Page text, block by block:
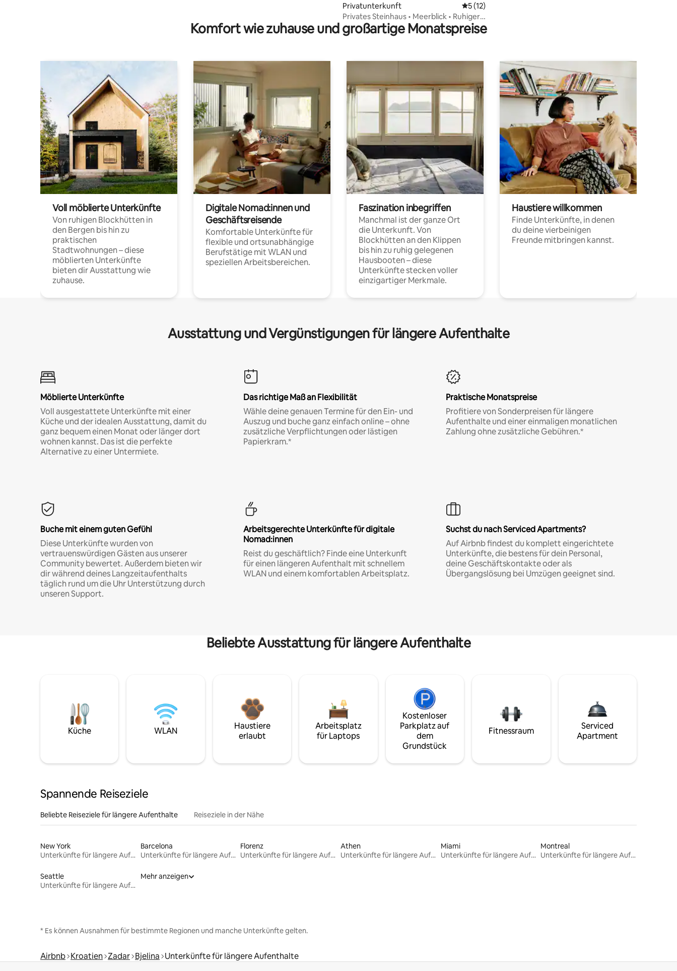
Privatunterkunft Durchschnittliche Bewertung: 5 von 5, 12 Bewertungen
5 (12)
Privates Steinhaus • Meerblick • Ruhiger
Aufenthalt
Komfort wie zuhause und großartige Monatspreise
Voll möblierte Unterkünfte
Von ruhigen Blockhütten in
den Bergen bis hin zu
praktischen
Stadtwohnungen – diese
möblierten Unterkünfte
bieten dir Ausstattung wie
zuhause.
Digitale Nomad:innen und
Geschäftsreisende
Komfortable Unterkünfte für
flexible und ortsunabhängige
Berufstätige mit WLAN und
speziellen Arbeitsbereichen.
Faszination inbegriffen
Manchmal ist der ganze Ort
die Unterkunft. Von
Blockhütten an den Klippen
bis hin zu ruhig gelegenen
Hausbooten – diese
Unterkünfte stecken voller
einzigartiger Merkmale.
Haustiere willkommen
Finde Unterkünfte, in denen
du deine vierbeinigen
Freunde mitbringen kannst.
Ausstattung und Vergünstigungen für längere Aufenthalte
Möblierte Unterkünfte
Voll ausgestattete Unterkünfte mit einer
Küche und der idealen Ausstattung, damit du
ganz bequem einen Monat oder länger dort
wohnen kannst. Das ist die perfekte
Alternative zu einer Untermiete.
Das richtige Maß an Flexibilität
Wähle deine genauen Termine für den Ein- und
Auszug und buche ganz einfach online – ohne
zusätzliche Verpflichtungen oder lästigen
Papierkram.*
Praktische Monatspreise
Profitiere von Sonderpreisen für längere
Aufenthalte und einer einmaligen monatlichen
Zahlung ohne zusätzliche Gebühren.*
Buche mit einem guten Gefühl
Diese Unterkünfte wurden von
vertrauenswürdigen Gästen aus unserer
Community bewertet. Außerdem bieten wir
dir während deines Langzeitaufenthalts
täglich rund um die Uhr Unterstützung durch
unseren Support.
Arbeitsgerechte Unterkünfte für digitale
Nomad:innen
Reist du geschäftlich? Finde eine Unterkunft
für einen längeren Aufenthalt mit schnellem
WLAN und einem komfortablen Arbeitsplatz.
Suchst du nach Serviced Apartments?
Auf Airbnb findest du komplett eingerichtete
Unterkünfte, die bestens für dein Personal,
deine Geschäftskontakte oder als
Übergangslösung bei Umzügen geeignet sind.
Beliebte Ausstattung für längere Aufenthalte
Küche WLAN
Haustiere
erlaubt
Arbeitsplatz
für Laptops
Kostenloser
Parkplatz auf
dem
Grundstück
Fitnessraum
Serviced
Apartment
Spannende Reiseziele
Beliebte Reiseziele für längere Aufenthalte Reiseziele in der Nähe
New York
Unterkünfte für längere Aufenthalte
Barcelona
Unterkünfte für längere Aufenthalte
Florenz
Unterkünfte für längere Aufenthalte
Athen
Unterkünfte für längere Aufenthalte
Miami
Unterkünfte für längere Aufenthalte
Montreal
Unterkünfte für längere Aufenthalte
Seattle
Unterkünfte für längere Aufenthalte
Mehr anzeigen
* Es können Ausnahmen für bestimmte Regionen und manche Unterkünfte gelten.
Airbnb Kroatien Zadar Bjelina Unterkünfte für längere Aufenthalte